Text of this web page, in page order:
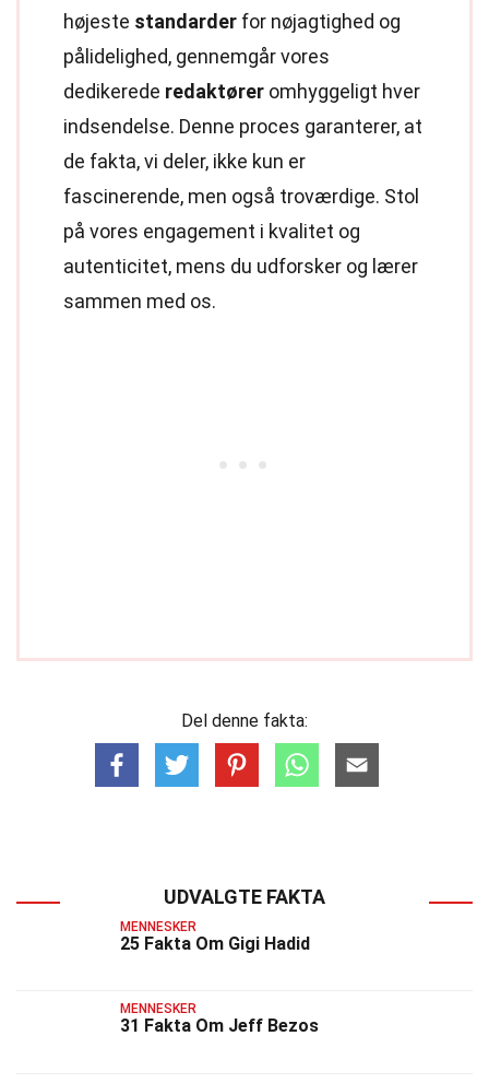
højeste standarder for nøjagtighed og
pålidelighed, gennemgår vores
dedikerede redaktører omhyggeligt hver
indsendelse. Denne proces garanterer, at
de fakta, vi deler, ikke kun er
fascinerende, men også troværdige. Stol
på vores engagement i kvalitet og
autenticitet, mens du udforsker og lærer
sammen med os.
Del denne fakta:
UDVALGTE FAKTA
MENNESKER
25 Fakta Om Gigi Hadid
MENNESKER
31 Fakta Om Jeff Bezos